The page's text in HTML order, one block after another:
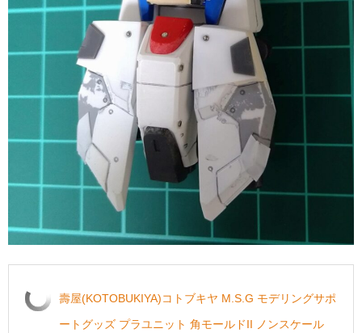
壽屋(KOTOBUKIYA)コトブキヤ M.S.G モデリングサポ
ートグッズ プラユニット 角モールドII ノンスケール